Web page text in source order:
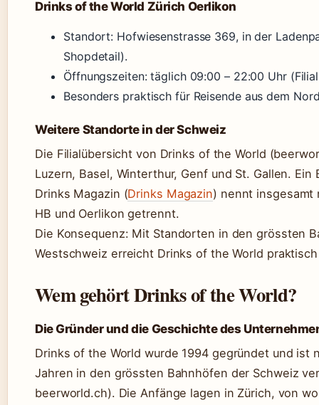
Drinks of the World Zürich Oerlikon
Standort: Hofwiesenstrasse 369, in der
Shopdetail).
Öffnungszeiten: täglich 09:00 – 22:00 Uhr
Besonders praktisch für Reisende aus dem
Weitere Standorte in der Schweiz
Die Filialübersicht von Drinks of the World
Luzern, Basel, Winterthur, Genf und St. Gallen.
Drinks Magazin (Drinks Magazin) nennt insgesamt
HB und Oerlikon getrennt.
Die Konsequenz: Mit Standorten in den grössten
Westschweiz erreicht Drinks of the World
Wem gehört Drinks of the World?
Die Gründer und die Geschichte des
Drinks of the World wurde 1994 gegründet und ist
Jahren in den grössten Bahnhöfen der Schweiz
beerworld.ch). Die Anfänge lagen in Zürich, von